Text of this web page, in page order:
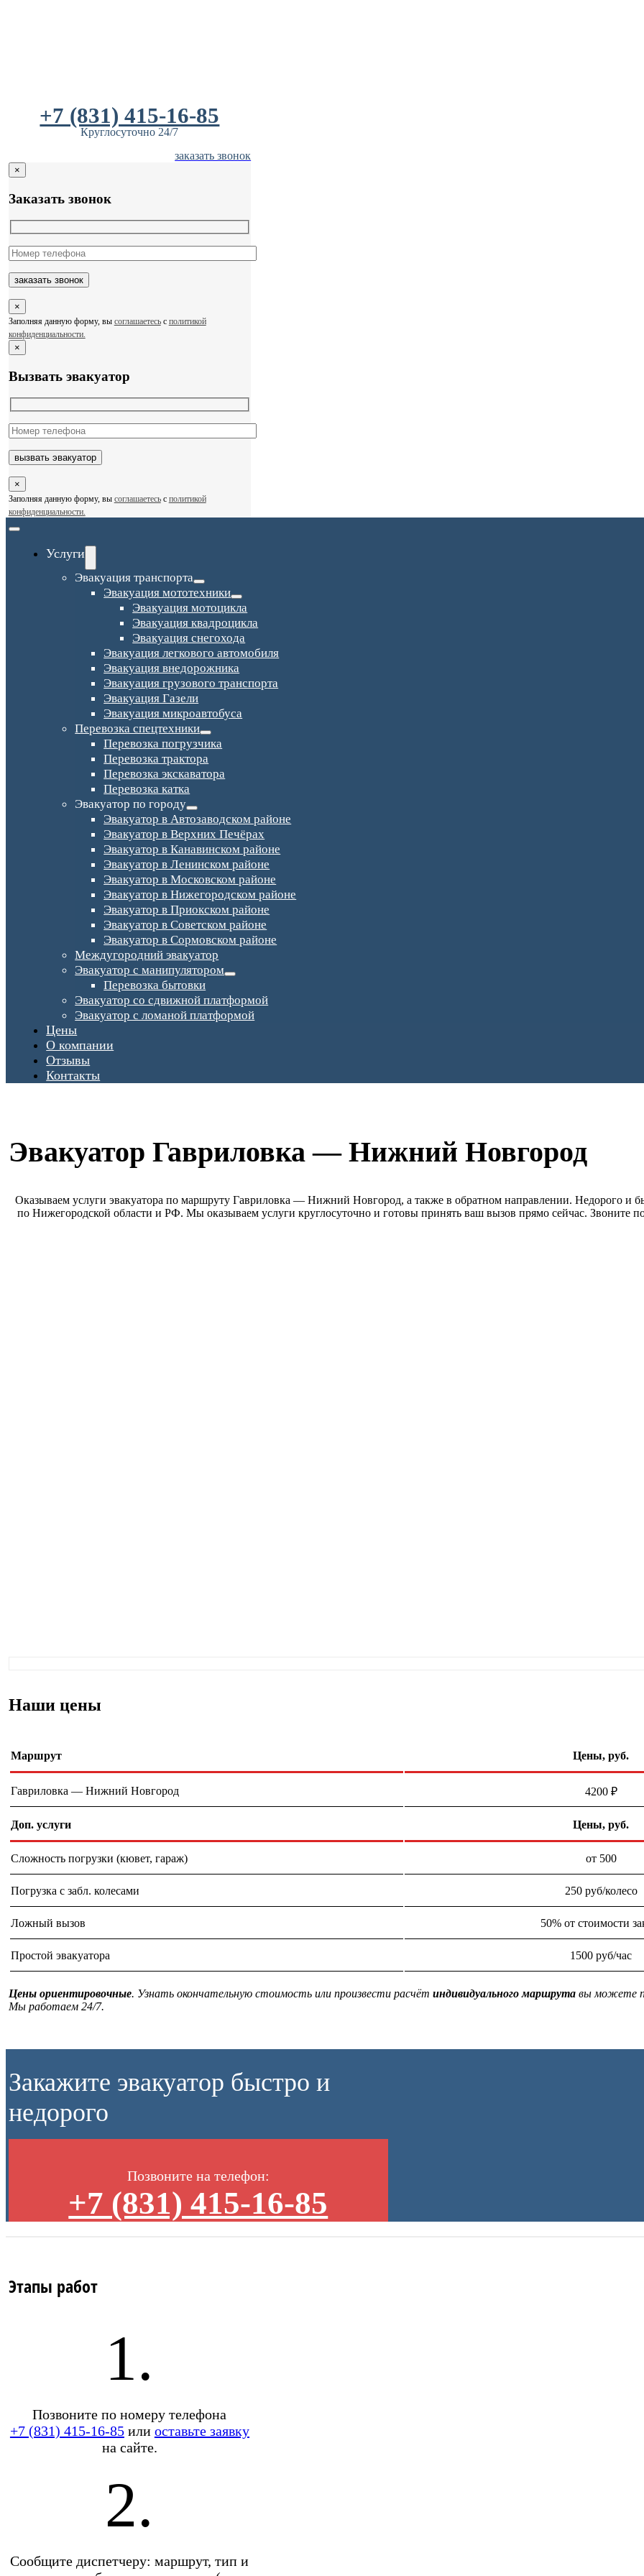
+7 (831) 415-16-85
Круглосуточно 24/7
заказать звонок
×
Заказать звонок
×
Заполняя данную форму, вы соглашаетесьс политикой
конфиденциальности.
×
Вызвать эвакуатор
×
Заполняя данную форму, вы соглашаетесьс политикой
конфиденциальности.
Toggle
Услуги
Эвакуация транспорта
Эвакуация мототехники
Эвакуация мотоцикла
Эвакуация квадроцикла
Эвакуация снегохода
Эвакуация легкового автомобиля
Эвакуация внедорожника
Эвакуация грузового транспорта
Эвакуация Газели
Эвакуация микроавтобуса
Перевозка спецтехники
Перевозка погрузчика
Перевозка трактора
Перевозка экскаватора
Перевозка катка
Эвакуатор по городу
Эвакуатор в Автозаводском районе
Эвакуатор в Верхних Печёрах
Эвакуатор в Канавинском районе
Эвакуатор в Ленинском районе
Эвакуатор в Московском районе
Эвакуатор в Нижегородском районе
Эвакуатор в Приокском районе
Эвакуатор в Советском районе
Эвакуатор в Сормовском районе
Междугородний эвакуатор
Эвакуатор с манипулятором
Перевозка бытовки
Эвакуатор со сдвижной платформой
Эвакуатор с ломаной платформой
Цены
О компании
Отзывы
Контакты
Эвакуатор Гавриловка — Нижний Новгород
Оказываем услуги эвакуатора по маршруту Гавриловка — Нижний Новгород, а также в обратном направлении. Недорого и
по Нижегородской области и РФ. Мы оказываем услуги круглосуточно и готовы принять ваш вызов прямо сейчас. Звоните
Наши цены
Маршрут Цены, руб.
Гавриловка — Нижний Новгород 4200 ₽
Доп. услуги Цены, руб.
Сложность погрузки (кювет, гараж) от 500
Погрузка с забл. колесами 250 руб/колесо
Ложный вызов 50% от стоимости
Простой эвакуатора 1500 руб/час
Цены ориентировочные. Узнать окончательную стоимость или произвести расчёт индивидуального маршрутавы можете
Мы работаем 24/7.
Закажите эвакуатор быстро и
недорого
Позвоните на телефон:
+7 (831) 415-16-85
Этапы работ
1.
Позвоните по номеру телефона
+7 (831) 415-16-85или оставьте заявку
на сайте.
2.
Сообщите диспетчеру: маршрут, тип и